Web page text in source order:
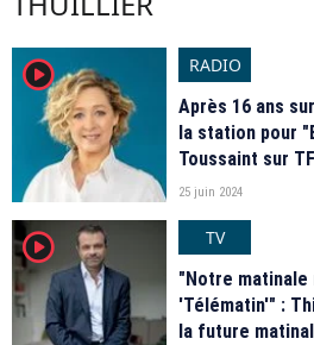
player2
RADIO
Après 16 ans
la station pour
Toussaint sur
25 juin 2024
player2
TV
"Notre matinale
'Télématin'" :
la future